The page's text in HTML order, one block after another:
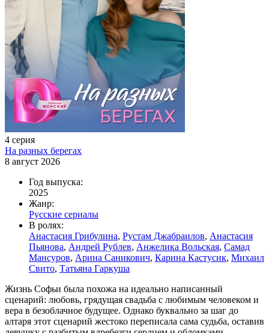
4 серия
На разных берегах
8 август 2026
Год выпуска:
2025
Жанр:
Русские сериалы
В ролях:
Анастасия Грибулина, Рустам Джабраилов, Анастасия
Пьянова, Андрей Рублев, Анжелика Вольская, Самад
Мансуров, Арина Саникович, Карина Кастусик, Михаил
Свито, Татьяна Гаркуша
Жизнь Софьи была похожа на идеально написанный
сценарий: любовь, грядущая свадьба с любимым человеком и
вера в безоблачное будущее. Однако буквально за шаг до
алтаря этот сценарий жестоко переписала сама судьба, оставив